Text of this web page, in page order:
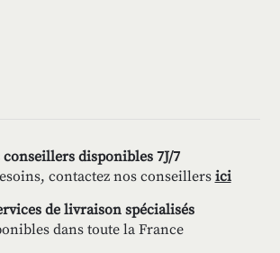
conseillers disponibles 7J/7
contactez nos conseillers ici
de livraison spécialisés
dans toute la France